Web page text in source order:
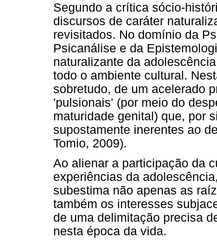
Segundo a crítica sócio-
discursos de caráter
revisitados. No domínio da
Psicanálise e da
naturalizante da
todo o ambiente cultural.
sobretudo, de um acelerado
'pulsionais' (por meio do
maturidade genital) que, por
supostamente inerentes ao
Tomio, 2009).
Ao alienar a participação da
experiências da
subestima não apenas as
também os interesses
de uma delimitação precisa
nesta época da vida.